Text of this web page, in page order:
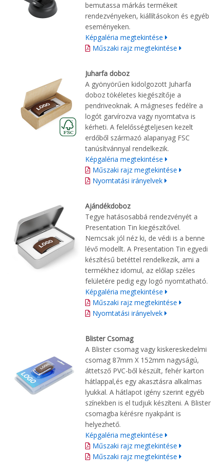
bemutassa márkás termékeit
rendezvényeken, kiállításokon és egyéb
eseményeken.
Képgaléria megtekintése
Műszaki rajz megtekintése
Juharfa doboz
A gyönyörűen kidolgozott Juharfa
doboz tökéletes kiegészítője a
pendriveoknak. A mágneses fedélre a
logót garvírozva vagy nyomtatva is
kérheti. A felelősségteljesen kezelt
erdőből származó alapanyag FSC
tanúsítvánnyal rendelkezik.
Képgaléria megtekintése
Műszaki rajz megtekintése
Nyomtatási irányelvek
Ajándékdoboz
Tegye hatásosabbá rendezvényét a
Presentation Tin kiegészítővel.
Nemcsak jól néz ki, de védi is a benne
lévő modellt. A Presentation Tin egyedi
készítésű betéttel rendelkezik, ami a
termékhez idomul, az előlap széles
felületére pedig egy logó nyomtatható.
Képgaléria megtekintése
Műszaki rajz megtekintése
Nyomtatási irányelvek
Blister Csomag
A Blister csomag vagy kiskereskedelmi
csomag 87mm X 152mm nagyságú,
áttetsző PVC-ből készült, fehér karton
hátlappal,és egy akasztásra alkalmas
lyukkal. A hátlapot igény szerint egyéb
színekben is el tudjuk készíteni. A Blister
csomagba kérésre nyakpánt is
helyezhető.
Képgaléria megtekintése
Műszaki rajz megtekintése
Műszaki rajz megtekintése